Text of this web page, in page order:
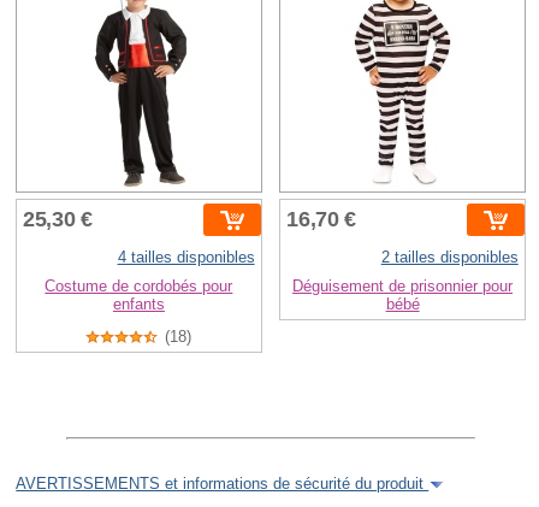
25,30 €
4 tailles disponibles
Costume de cordobés pour
enfants
(18)
16,70 €
2 tailles disponibles
Déguisement de prisonnier pour
bébé
AVERTISSEMENTS et informations de sécurité du produit